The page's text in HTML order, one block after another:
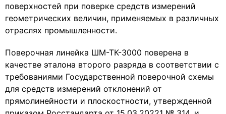
поверхностей при поверке средств измерений
геометрических величин, применяемых в различных
отраслях промышленности.
Поверочная линейка ШМ-ТК-3000 поверена в
качестве эталона второго разряда в соответствии с
требованиями Государственной поверочной схемы
для средств измерений отклонений от
прямолинейности и плоскостности, утвержденной